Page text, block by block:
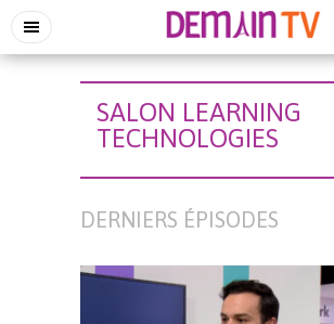
SALON LEARNING
TECHNOLOGIES
DERNIERS ÉPISODES